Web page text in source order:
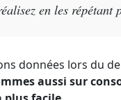
en les
données lors du
aussi sur